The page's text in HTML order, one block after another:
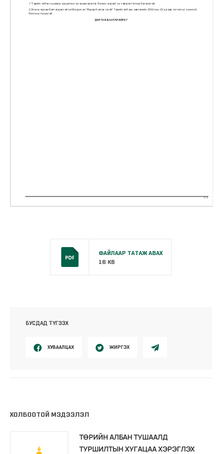
ФАЙЛААР ТАТАЖ АВАХ
16 KB
БУСДАД ТҮГЭЭХ
ХУВААЛЦАХ ЖИРГЭХ
ХОЛБООТОЙ МЭДЭЭЛЭЛ
ТӨРИЙН АЛБАН ТУШААЛД
ТУРШИЛТЫН ХУГАЦАА ХЭРЭГЛЭХ